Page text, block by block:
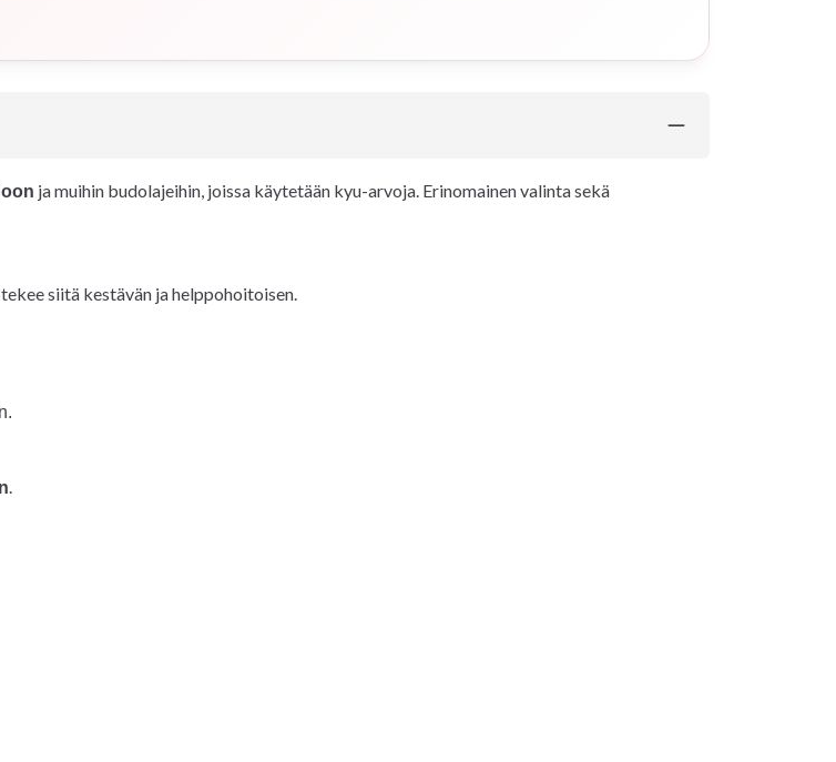
ja muihin budolajeihin, joissa käytetään kyu-arvoja. Erinomainen valinta sekä
siitä kestävän ja helppohoitoisen.
.